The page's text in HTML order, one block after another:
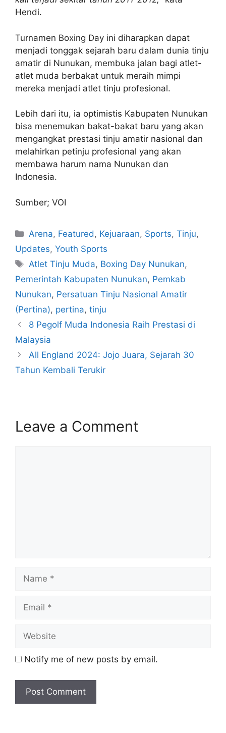
Hendi.
Turnamen Boxing Day ini diharapkan dapat
menjadi tonggak sejarah baru dalam dunia tinju
amatir di Nunukan, membuka jalan bagi atlet-
atlet muda berbakat untuk meraih mimpi
mereka menjadi atlet tinju profesional.
Lebih dari itu, ia optimistis Kabupaten Nunukan
bisa menemukan bakat-bakat baru yang akan
mengangkat prestasi tinju amatir nasional dan
melahirkan petinju profesional yang akan
membawa harum nama Nunukan dan
Indonesia.
Sumber; VOI
Arena, Featured , Kejuaraan, Sports,Tinju,
Updates, Youth Sports
Atlet Tinju Muda, Boxing Day Nunukan,
Pemerintah Kabupaten Nunukan, Pemkab
Nunukan, Persatuan Tinju Nasional Amatir
(Pertina), pertina, tinju
8 Pegolf Muda Indonesia Raih Prestasi di
Malaysia
All England 2024: Jojo Juara, Sejarah 30
Tahun Kembali Terukir
Leave a Comment
Notify me of new posts by email.